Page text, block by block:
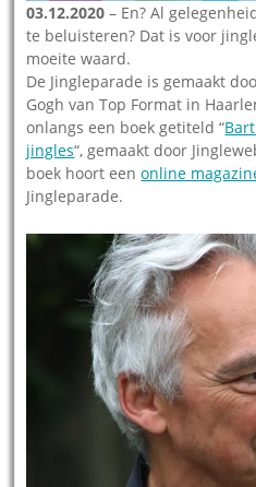
03.12.2020 – En? Al
te beluisteren? Dat is voor
moeite waard.
De Jingleparade is gemaakt
Gogh van Top Format in
onlangs een boek getiteld “
jingles“, gemaakt door
boek hoort eenonline
Jingleparade.